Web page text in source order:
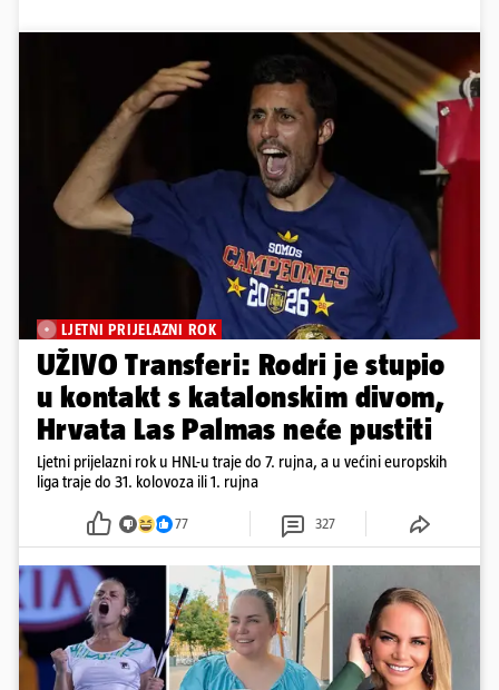
LJETNI PRIJELAZNI ROK
UŽIVO Transferi: Rodri je stupio
u kontakt s katalonskim divom,
Hrvata Las Palmas neće pustiti
Ljetni prijelazni rok u HNL-u traje do 7. rujna, a u većini europskih
liga traje do 31. kolovoza ili 1. rujna
77 327